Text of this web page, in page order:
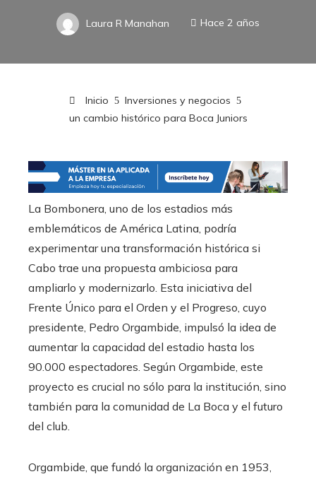
Laura R Manahan Hace 2 años
Inicio
Inversiones y negocios
un cambio histórico para Boca Juniors
La Bombonera, uno de los estadios más
emblemáticos de América Latina, podría
experimentar una transformación histórica si
Cabo trae una propuesta ambiciosa para
ampliarlo y modernizarlo. Esta iniciativa del
Frente Único para el Orden y el Progreso, cuyo
presidente, Pedro Orgambide, impulsó la idea de
aumentar la capacidad del estadio hasta los
90.000 espectadores. Según Orgambide, este
proyecto es crucial no sólo para la institución, sino
también para la comunidad de La Boca y el futuro
del club.
Orgambide, que fundó la organización en 1953,